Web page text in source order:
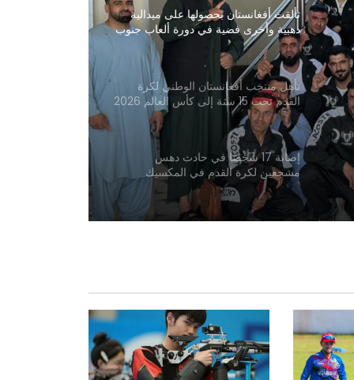
تألقت أفغانستان بحصولها على ميدالية
ذهبية وأخرى فضية في دورة ألعاب جنوب
آسيا
تأهل منتخب أفغانستان الوطني لكرة
القدم تحت 15 سنة إلى كأس العالم 2026
إصابة 17 شخصًا في حادث دهس
مشجعين لكرة القدم في المكسيك
سمیع الله حميدي يتنافس على الميدالية
الذهبية في بطولة آسيا للفنون القتالية
المختلطة
أصبح النصر بطلاً للدوري السعودي الممتاز